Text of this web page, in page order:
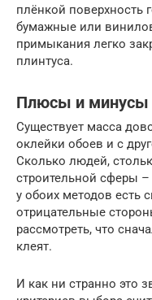
плёнкой поверхность
бумажные или
примыкания легко
плинтуса.
Плюсы и минусы
Существует масса
оклейки обоев и с
Сколько людей,
строительной сферы
у обоих методов есть
отрицательные
рассмотреть, что
клеят.
И как ни странно это